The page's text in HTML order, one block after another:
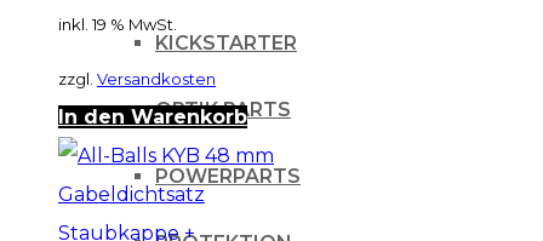
KICKSTARTER
OPTIK PARTS
POWERPARTS
inkl. 19 % MwSt.
zzgl. Versandkosten
In den Warenkorb